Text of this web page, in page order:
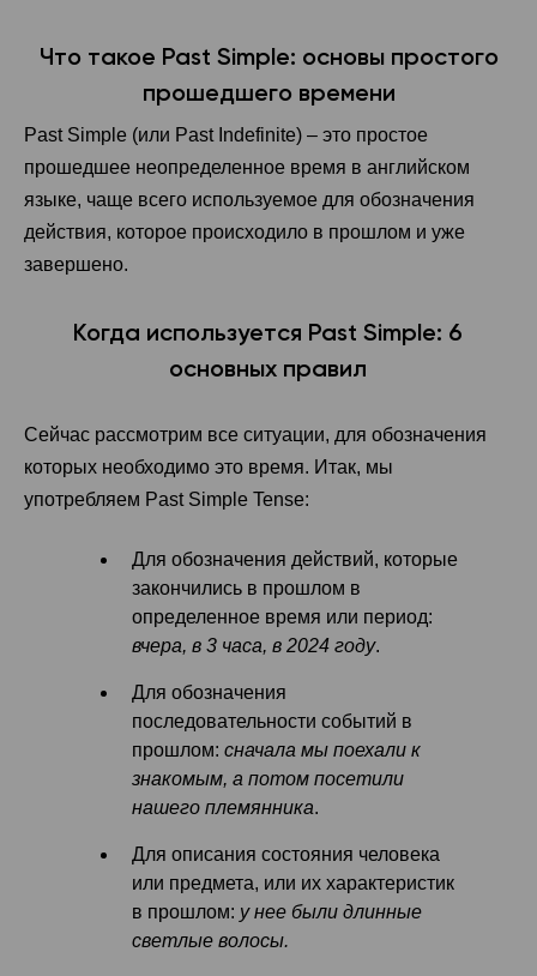
Что такое Past Simple: основы простого
прошедшего времени
Past Simple (или Past Indefinite) – это простое
прошедшее неопределенное время в английском
языке, чаще всего используемое для обозначения
действия, которое происходило в прошлом и уже
завершено.
Когда используется Past Simple: 6
основных правил
Сейчас рассмотрим все ситуации, для обозначения
которых необходимо это время. Итак, мы
употребляем Past Simple Tense:
Для обозначения действий, которые
закончились в прошлом в
определенное время или период:
вчера, в 3 часа, в 2024 году.
Для обозначения
последовательности событий в
прошлом: сначала мы поехали к
знакомым, а потом посетили
нашего племянника.
Для описания состояния человека
или предмета, или их характеристик
в прошлом: у нее были длинные
светлые волосы.